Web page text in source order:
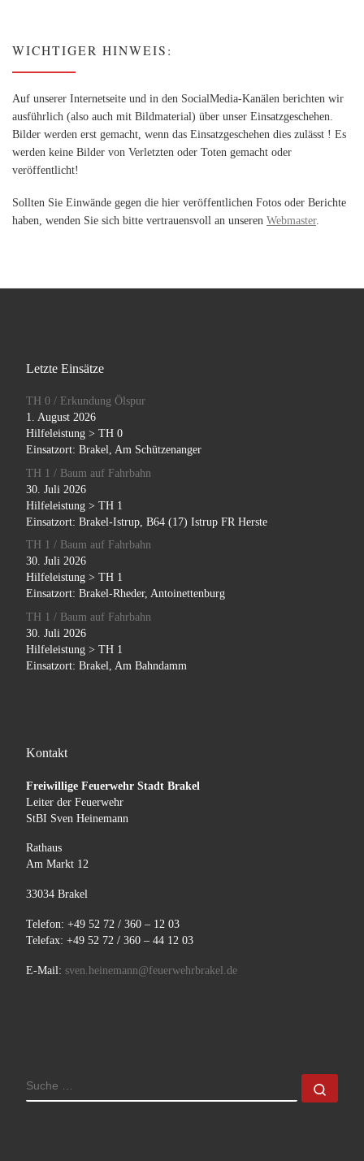
WICHTIGER HINWEIS:
Auf unserer Internetseite und in den SocialMedia-Kanälen berichten wir
ausführlich (also auch mit Bildmaterial) über unser Einsatzgeschehen.
Bilder werden erst gemacht, wenn das Einsatzgeschehen dies zulässt ! Es
werden keine Bilder von Verletzten oder Toten gemacht oder
veröffentlicht!
Sollten Sie Einwände gegen die hier veröffentlichen Fotos oder Berichte
haben, wenden Sie sich bitte vertrauensvoll an unseren Webmaster.
Letzte Einsätze
TH 0 / Erkundung Ölspur
1. August 2026
Hilfeleistung > TH 0
Einsatzort: Brakel, Am Schützenanger
TH 1 / Baum auf Fahrbahn
30. Juli 2026
Hilfeleistung > TH 1
Einsatzort: Brakel-Istrup, B64 (17) Istrup FR Herste
TH 1 / Baum auf Fahrbahn
30. Juli 2026
Hilfeleistung > TH 1
Einsatzort: Brakel-Rheder, Antoinettenburg
TH 1 / Baum auf Fahrbahn
30. Juli 2026
Hilfeleistung > TH 1
Einsatzort: Brakel, Am Bahndamm
Kontakt
Freiwillige Feuerwehr Stadt Brakel
Leiter der Feuerwehr
StBI Sven Heinemann
Rathaus
Am Markt 12
33034 Brakel
Telefon: +49 52 72 / 360 – 12 03
Telefax: +49 52 72 / 360 – 44 12 03
E-Mail: sven.heinemann@feuerwehrbrakel.de
SUCHE